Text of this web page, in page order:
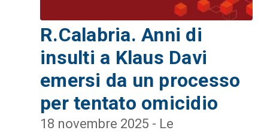
R.Calabria. Anni di
insulti a Klaus Davi
emersi da un processo
per tentato omicidio
18 novembre 2025 - Le